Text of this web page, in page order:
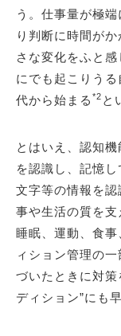
う。仕事量が極
り判断に時間が
さな変化をふと
にでも起こりう
代から始まる *2 と
とはいえ、認知
を認識し、記憶
文字等の情報を
事や生活の質を支
睡眠、運動、食
ィション管理の
づいたときに対
ディション”にも